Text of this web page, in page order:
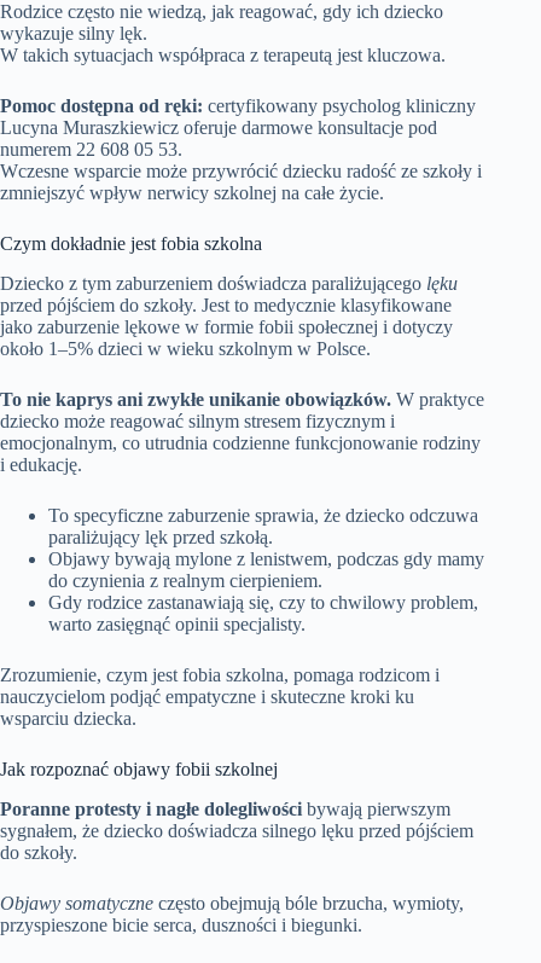
Rodzice często nie wiedzą, jak reagować, gdy ich dziecko
wykazuje silny lęk.
W takich sytuacjach współpraca z terapeutą jest kluczowa.
Pomoc dostępna od ręki: certyfikowany psycholog kliniczny
Lucyna Muraszkiewicz oferuje darmowe konsultacje pod
numerem 22 608 05 53.
Wczesne wsparcie może przywrócić dziecku radość ze szkoły i
zmniejszyć wpływ nerwicy szkolnej na całe życie.
Czym dokładnie jest fobia szkolna
Dziecko z tym zaburzeniem doświadcza paraliżującego lęku
przed pójściem do szkoły. Jest to medycznie klasyfikowane
jako zaburzenie lękowe w formie fobii społecznej i dotyczy
około 1–5% dzieci w wieku szkolnym w Polsce.
To nie kaprys ani zwykłe unikanie obowiązków. W praktyce
dziecko może reagować silnym stresem fizycznym i
emocjonalnym, co utrudnia codzienne funkcjonowanie rodziny
i edukację.
To specyficzne zaburzenie sprawia, że dziecko odczuwa
paraliżujący lęk przed szkołą.
Objawy bywają mylone z lenistwem, podczas gdy mamy
do czynienia z realnym cierpieniem.
Gdy rodzice zastanawiają się, czy to chwilowy problem,
warto zasięgnąć opinii specjalisty.
Zrozumienie, czym jest fobia szkolna, pomaga rodzicom i
nauczycielom podjąć empatyczne i skuteczne kroki ku
wsparciu dziecka.
Jak rozpoznać objawy fobii szkolnej
Poranne protesty i nagłe dolegliwości bywają pierwszym
sygnałem, że dziecko doświadcza silnego lęku przed pójściem
do szkoły.
Objawy somatyczne często obejmują bóle brzucha, wymioty,
przyspieszone bicie serca, duszności i biegunki.